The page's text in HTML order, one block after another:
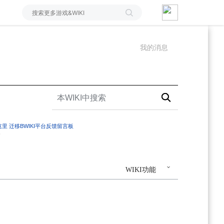
我的消息
里 迁移BWIKI平台反馈留言板
WIKI功能